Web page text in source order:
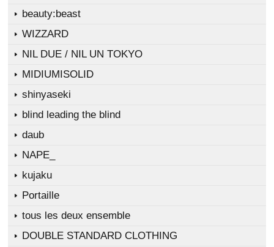
beauty:beast
WIZZARD
NIL DUE / NIL UN TOKYO
MIDIUMISOLID
shinyaseki
blind leading the blind
daub
NAPE_
kujaku
Portaille
tous les deux ensemble
DOUBLE STANDARD CLOTHING